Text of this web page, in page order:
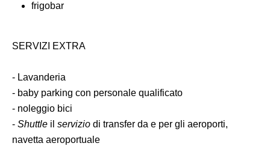
frigobar
SERVIZI EXTRA
- Lavanderia
- baby parking con personale qualificato
- noleggio bici
- Shuttle il servizio di transfer da e per gli aeroporti,
navetta aeroportuale